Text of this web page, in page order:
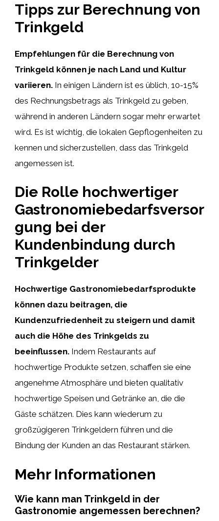
Tipps zur Berechnung von
Trinkgeld
Empfehlungen für die Berechnung von
Trinkgeld können je nach Land und Kultur
variieren. In einigen Ländern ist es üblich, 10-15%
des Rechnungsbetrags als Trinkgeld zu geben,
während in anderen Ländern sogar mehr erwartet
wird. Es ist wichtig, die lokalen Gepflogenheiten zu
kennen und sicherzustellen, dass das Trinkgeld
angemessen ist.
Die Rolle hochwertiger
Gastronomiebedarfsversor
gung bei der
Kundenbindung durch
Trinkgelder
Hochwertige Gastronomiebedarfsprodukte
können dazu beitragen, die
Kundenzufriedenheit zu steigern und damit
auch die Höhe des Trinkgelds zu
beeinflussen. Indem Restaurants auf
hochwertige Produkte setzen, schaffen sie eine
angenehme Atmosphäre und bieten qualitativ
hochwertige Speisen und Getränke an, die die
Gäste schätzen. Dies kann wiederum zu
großzügigeren Trinkgeldern führen und die
Bindung der Kunden an das Restaurant stärken.
Mehr Informationen
Wie kann man Trinkgeld in der
Gastronomie angemessen berechnen?